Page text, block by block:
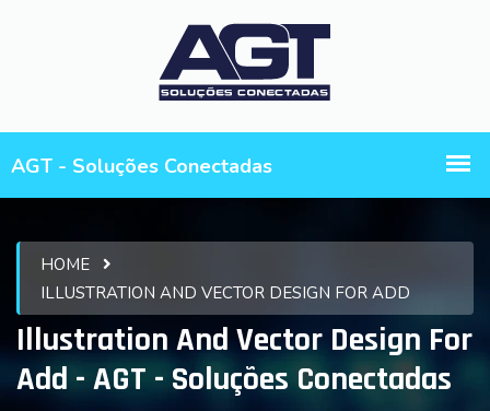
HOME
ILLUSTRATION AND VECTOR DESIGN FOR ADD
Illustration And Vector Design For
Add - AGT - Soluções Conectadas